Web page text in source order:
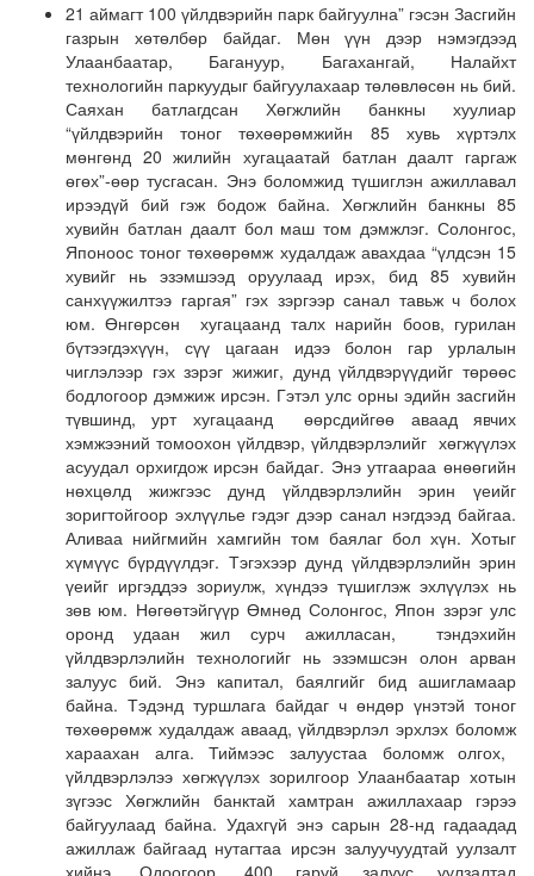
21 аймагт 100 үйлдвэрийн парк байгуулна” гэсэн Засгийн
газрын хөтөлбөр байдаг. Мөн үүн дээр нэмэгдээд
Улаанбаатар, Багануур, Багахангай, Налайхт
технологийн паркуудыг байгуулахаар төлөвлөсөн нь бий.
Саяхан батлагдсан Хөгжлийн банкны хуулиар
“үйлдвэрийн тоног төхөөрөмжийн 85 хувь хүртэлх
мөнгөнд 20 жилийн хугацаатай батлан даалт гаргаж
өгөх”-өөр тусгасан. Энэ боломжид түшиглэн ажиллавал
ирээдүй бий гэж бодож байна. Хөгжлийн банкны 85
хувийн батлан даалт бол маш том дэмжлэг. Солонгос,
Японоос тоног төхөөрөмж худалдаж авахдаа “үлдсэн 15
хувийг нь эзэмшээд оруулаад ирэх, бид 85 хувийн
санхүүжилтээ гаргая”гэх зэргээр санал тавьжчболох
юм.Өнгөрсөн хугацаанд талх нарийн боов, гурилан
бүтээгдэхүүн, сүү цагаан идээ болон гар урлалын
чиглэлээр гэхзэрэг жижиг, дундүйлдвэрүүдийгтөрөөс
бодлогоор дэмжиж ирсэн. Гэтэл улс орны эдийн засгийн
түвшинд, урт хугацаандөөрсдийгөө аваадявчих
хэмжээний томоохон үйлдвэр, үйлдвэрлэлийг хөгжүүлэх
асуудал орхигдож ирсэн байдаг. Энэ утгаараа өнөөгийн
нөхцөлд жижгээсдунд үйлдвэрлэлийн эрин үеийг
зоригтойгоор эхлүүлье гэдэг дээр санал нэгдээд байгаа.
Аливаа нийгмийн хамгийн том баялаг бол хүн. Хотыг
хүмүүс бүрдүүлдэг. Тэгэхээр дунд үйлдвэрлэлийн эрин
үеийг иргэддээ зориулж, хүндээ түшиглэж эхлүүлэх нь
зөв юм. НөгөөтэйгүүрӨмнөд Солонгос, Япон зэрэгулс
оронд удаан жил сурч ажилласан,
тэндэхийн
үйлдвэрлэлийн технологийг нь эзэмшсэн олон арван
залуус бий. Энэ капитал, баялгийг бид ашигламаар
байна. Тэдэнд туршлага байдаг ч өндөр үнэтэй тоног
төхөөрөмж худалдаж аваад, үйлдвэрлэл эрхлэх боломж
хараахан алга. Тиймээс залуустаа боломж олгох,
үйлдвэрлэлээ хөгжүүлэх зорилгоор Улаанбаатар хотын
зүгээс Хөгжлийн банктай хамтран ажиллахаар гэрээ
байгуулаад байна. Удахгүй энэ сарын 28-нд гадаадад
ажиллаж байгаад нутагтаа ирсэн залуучуудтай уулзалт